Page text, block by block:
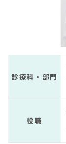
診療科・部門
役職